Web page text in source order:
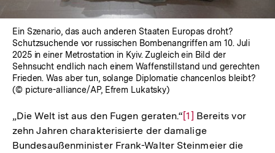
Ein Szenario, das auch anderen Staaten Europas droht?
Schutzsuchende vor russischen Bombenangriffen am 10. Juli
2025 in einer Metrostation in Kyiv. Zugleich ein Bild der
Sehnsucht endlich nach einem Waffenstillstand und gerechten
Frieden. Was aber tun, solange Diplomatie chancenlos bleibt?
(© picture-alliance/AP, Efrem Lukatsky)
„Die Welt ist aus den Fugen geraten.“Zur
Auflösung
der
[1] Bereits vor
zehn Jahren charakterisierte der damalige
Bundesaußenminister Frank-Walter Steinmeier die